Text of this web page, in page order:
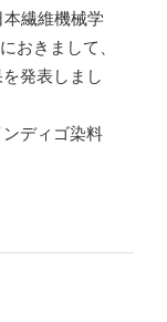
本繊維機械学
おきまして、
発表しまし
ディゴ染料